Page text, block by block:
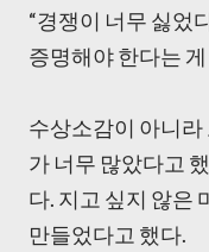
“경쟁이 너무 싫었
증명해야 한다는
수상소감이 아니
가 너무 많았다고
다. 지고 싶지 않은
만들었다고 했다.